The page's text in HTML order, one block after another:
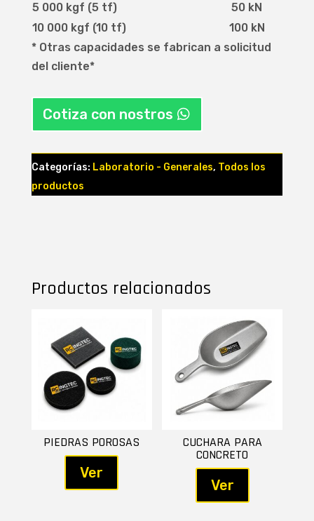
5 000 kgf (5 tf)
50 kN
10 000 kgf (10 tf)
100 kN
* Otras capacidades se fabrican a solicitud
del cliente*
Cotiza con nostros
Categorías: Laboratorio - Generales, Todos los
productos
Productos relacionados
PIEDRAS POROSAS
Ver
CUCHARA PARA
CONCRETO
Ver